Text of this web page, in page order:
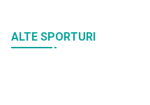
ALTE SPORTURI